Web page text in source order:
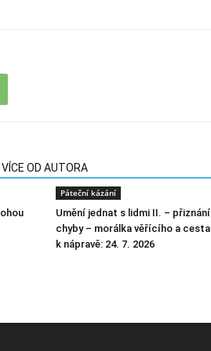
VÍCE OD AUTORA
Páteční kázání
Umění jednat s lidmi II. – přiznání
chyby – morálka věřícího a cesta
k nápravě: 24. 7. 2026